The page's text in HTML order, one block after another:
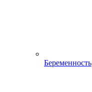
Беременность